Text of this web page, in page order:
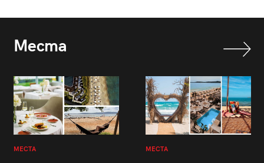
Места
МЕСТА МЕСТА